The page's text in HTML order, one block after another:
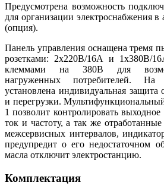
Предусмотрена возможность
для организации электроснабжения
(опция).
Панель управления оснащена тремя
розетками: 2х220В/16А и 1х380В/
клеммами на 380В для
нагруженных потребителей.
установлена индивидуальная защита
и перегрузки.
1 позволит контролировать
ток и частоту, а так же
межсервисных интервалов,
предупредит о его недостаточном
масла отключит электростанцию.
Комплектация